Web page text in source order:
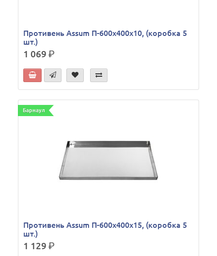
Противень Assum П-600х400х10, (коробка 5
шт.)
1 069р.
Барнаул
Противень Assum П-600х400х15, (коробка 5
шт.)
1 129р.